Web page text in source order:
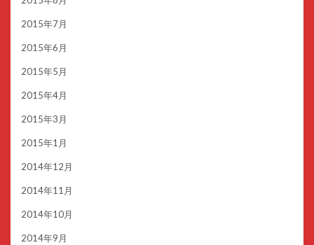
2015年7月
2015年6月
2015年5月
2015年4月
2015年3月
2015年1月
2014年12月
2014年11月
2014年10月
2014年9月